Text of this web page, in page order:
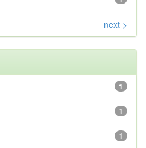
next >
1
1
1